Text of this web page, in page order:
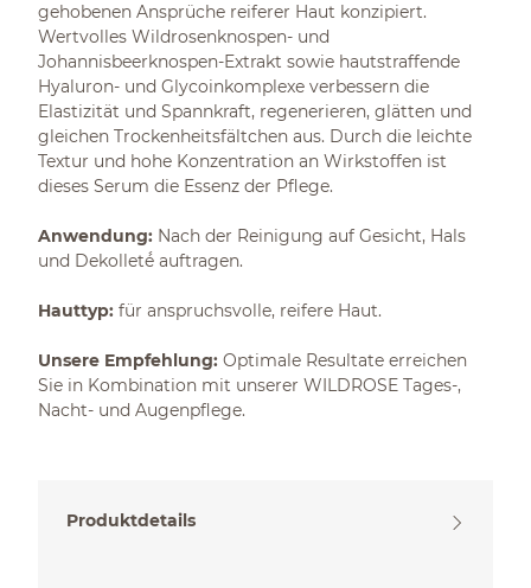
gehobenen Ansprüche reiferer Haut konzipiert.
Wertvolles Wildrosenknospen- und
Johannisbeerknospen-Extrakt sowie hautstraffende
Hyaluron- und Glycoinkomplexe verbessern die
Elastizität und Spannkraft, regenerieren, glätten und
gleichen Trockenheitsfältchen aus. Durch die leichte
Textur und hohe Konzentration an Wirkstoffen ist
dieses Serum die Essenz der Pflege.
Anwendung: Nach der Reinigung auf Gesicht, Hals
und Dekolleté́ auftragen.
Hauttyp: für anspruchsvolle, reifere Haut.
Unsere Empfehlung: Optimale Resultate erreichen
Sie in Kombination mit unserer WILDROSE Tages-,
Nacht- und Augenpflege.
Produktdetails